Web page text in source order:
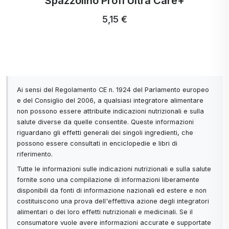
4. Contiene zucchero?
No, il prodotto è dolcificato con stevia naturale, in
Per tutti coloro che cercano una fonte di proteine
di alta qualità.
Per gli amanti di uno stile di vita attivo e gli atleti.
Per chi vuole sostenere la salute di intestino,
articolazioni, pelle e capelli.
Per chi vuole gustare un pasto sano, veloce e
saziante in qualsiasi momento e ovunque.
Le obiezioni più comuni? Noi abbiamo le risposte!
"Non mi piacciono i prodotti proteici".
Con Activ Protein Shake Banana la vostra
Banana. MINERALI PREMIX,
girasole (fosfolipidi), DIGEZYME ®
\*, Gomma di guar , Gomma
xantana, PROBIOTICI
LACTOSPORE 6M® Bacillus
Coagulans 1205 - LactoSpore 6
BLN, Edulcorante: STEVIA R60 -
glicosidi steviolici, aroma naturale
/ naturale: banana
5,15 €
Ai sensi del Regolamento CE n. 1924 del Parlamento europeo
e del Consiglio del 2006, a qualsiasi integratore alimentare
non possono essere attribuite indicazioni nutrizionali e sulla
salute diverse da quelle consentite. Queste informazioni
riguardano gli effetti generali dei singoli ingredienti, che
possono essere consultati in enciclopedie e libri di
riferimento.
Tutte le informazioni sulle indicazioni nutrizionali e sulla salute
fornite sono una compilazione di informazioni liberamente
disponibili da fonti di informazione nazionali ed estere e non
costituiscono una prova dell'effettiva azione degli integratori
alimentari o dei loro effetti nutrizionali e medicinali. Se il
consumatore vuole avere informazioni accurate e supportate